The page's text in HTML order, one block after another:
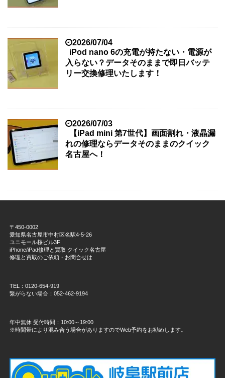
2026/07/04
iPod nano 6の充電が持たない・電源が
入らない？データそのままで即日バッテ
リー交換修理いたします！
2026/07/03
【iPad mini 第7世代】画面割れ・液晶漏
れの修理ならデータそのままのクイック
名古屋へ！
〒450-0002
愛知県名古屋市中村区名駅4-5-26
ユニモール桜ビル3F
iPhone/iPad修理と買取 クイック名古屋
修理と買取のご依頼・お問合せは
TEL：0120-654-919
繋がらない場合：052-462-9194
年中無休 受付時間：10:00～19:00
※時間帯により混み合う場合がありますのでWeb予約をお勧めします。